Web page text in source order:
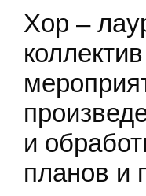
Хор –
и
планов и